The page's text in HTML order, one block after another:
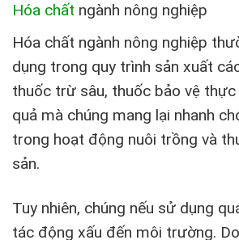
Hóa chất ngành nông nghiệp
Hóa chất ngành nông nghiệp
dụng trong quy trình sản xuất
thuốc trừ sâu, thuốc bảo vệ thực
quả mà chúng mang lại nhanh
trong hoạt động nuôi trồng và
sản.
Tuy nhiên, chúng nếu sử dụng
tác động xấu đến môi trường.